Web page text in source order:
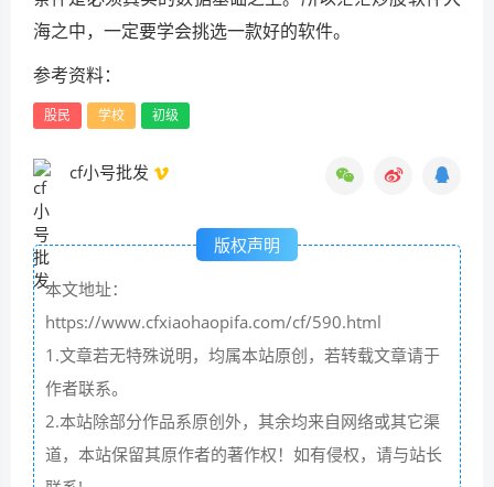
海之中，一定要学会挑选一款好的软件。
参考资料：
股民 学校 初级
cf小号批发
版权声明
本文地址：
https://www.cfxiaohaopifa.com/cf/590.html
1.文章若无特殊说明，均属本站原创，若转载文章请于
作者联系。
2.本站除部分作品系原创外，其余均来自网络或其它渠
道，本站保留其原作者的著作权！如有侵权，请与站长